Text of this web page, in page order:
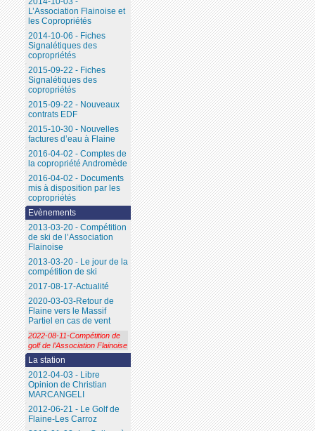
L’Association Flainoise et
les Copropriétés
2014-10-06 - Fiches
Signalétiques des
copropriétés
2015-09-22 - Fiches
Signalétiques des
copropriétés
2015-09-22 - Nouveaux
contrats EDF
2015-10-30 - Nouvelles
factures d’eau à Flaine
2016-04-02 - Comptes de
la copropriété Andromède
2016-04-02 - Documents
mis à disposition par les
copropriétés
Evènements
2013-03-20 - Compétition
de ski de l’Association
Flainoise
2013-03-20 - Le jour de la
compétition de ski
2017-08-17-Actualité
2020-03-03-Retour de
Flaine vers le Massif
Partiel en cas de vent
2022-08-11-Compétition de
golf de l’Association Flainoise
La station
2012-04-03 - Libre
Opinion de Christian
MARCANGELI
2012-06-21 - Le Golf de
Flaine-Les Carroz